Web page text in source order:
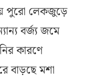
পুরো লেকজুড়ে
বর্জ্য জমে
কারণে
বাড়ছে মশা